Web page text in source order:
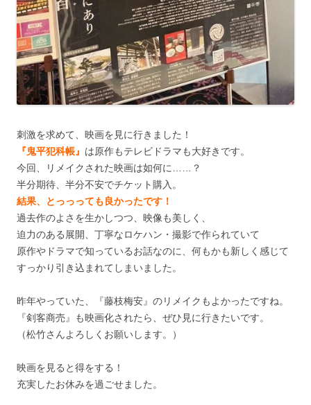
刺激を求めて、映画を見に行きました！
『鬼平犯科帳』 は原作もテレビドラマも大好きです。
今回、リメイクされた映画は如何に……？
半分期待、半分不安でチケット購入。
結果、とっっっても良かったです！
過去作のよさを生かしつつ、映像も美しく、
迫力のある展開、丁寧なロケハン・撮影で作られていて
原作やドラマで知っているお話なのに、何もかも新しく感じて
すっかり引き込まれてしまいました。
昨年やっていた、『藤枝梅安』のリメイクもよかったですね。
『剣客商売』も映画化されたら、ぜひ見に行きたいです。
（松竹さんよろしくお願いします。）
映画を見ると得をする！
充実したお休みを過ごせました。